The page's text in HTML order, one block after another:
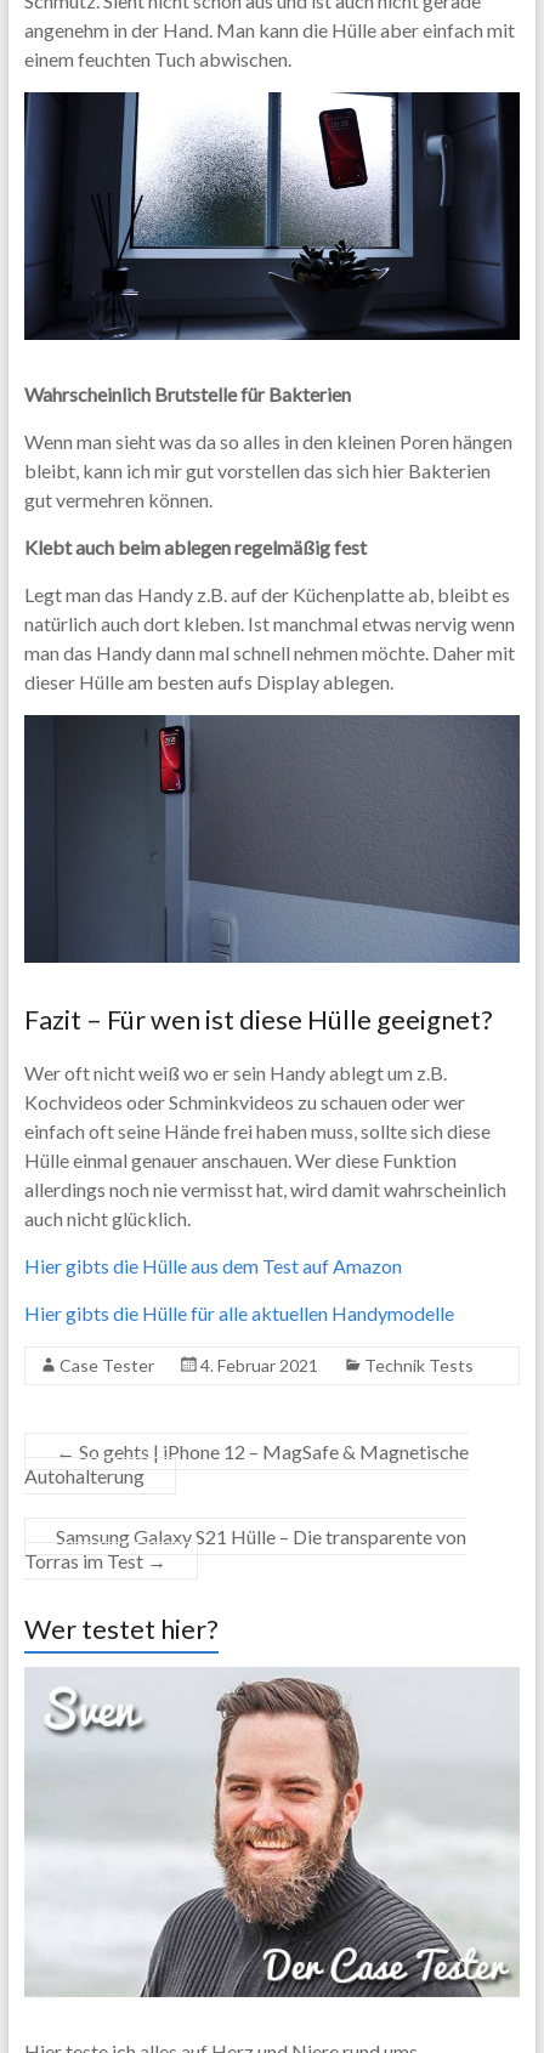
angenehm in der Hand. Man kann die Hülle aber einfach mit
einem feuchten Tuch abwischen.
Wahrscheinlich Brutstelle für Bakterien
Wenn man sieht was da so alles in den kleinen Poren hängen
bleibt, kann ich mir gut vorstellen das sich hier Bakterien
gut vermehren können.
Klebt auch beim ablegen regelmäßig fest
Legt man das Handy z.B. auf der Küchenplatte ab, bleibt es
natürlich auch dort kleben. Ist manchmal etwas nervig wenn
man das Handy dann mal schnell nehmen möchte. Daher mit
dieser Hülle am besten aufs Display ablegen.
Fazit – Für wen ist diese Hülle geeignet?
Wer oft nicht weiß wo er sein Handy ablegt um z.B.
Kochvideos oder Schminkvideos zu schauen oder wer
einfach oft seine Hände frei haben muss, sollte sich diese
Hülle einmal genauer anschauen. Wer diese Funktion
allerdings noch nie vermisst hat, wird damit wahrscheinlich
auch nicht glücklich.
Hier gibts die Hülle aus dem Test auf Amazon
Hier gibts die Hülle für alle aktuellen Handymodelle
Case Tester 4. Februar 2021 Technik Tests
← So gehts | iPhone 12 – MagSafe & Magnetische
Autohalterung
Samsung Galaxy S21 Hülle – Die transparente von
Torras im Test →
Wer testet hier?